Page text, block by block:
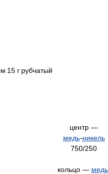
15 г рубчатый
центр —
медь-никель
750/250
кольцо — медь